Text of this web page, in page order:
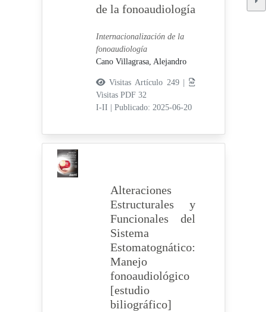
de la fonoaudiología
Internacionalización de la
fonoaudiología
Cano Villagrasa, Alejandro
Visitas Artículo 249 |
Visitas PDF 32
I-II
Publicado: 2025-06-20
Alteraciones
Estructurales y
Funcionales del
Sistema
Estomatognático:
Manejo
fonoaudiológico
[estudio
biliográfico]